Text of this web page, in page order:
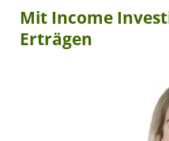
Mit Income
Erträgen